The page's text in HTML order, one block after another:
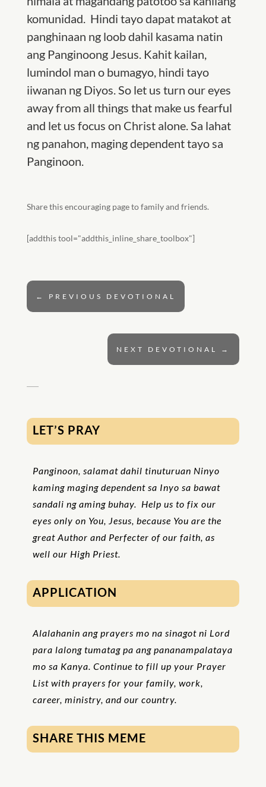
komunidad. Hindi tayo dapat matakot at
panghinaan ng loob dahil kasama natin
ang Panginoong Jesus. Kahit kailan,
lumindol man o bumagyo, hindi tayo
iiwanan ng Diyos. So let us turn our eyes
away from all things that make us fearful
and let us focus on Christ alone. Sa lahat
ng panahon, maging dependent tayo sa
Panginoon.
Share this encouraging page to family and friends.
[addthis tool="addthis_inline_share_toolbox"]
← PREVIOUS DEVOTIONAL
NEXT DEVOTIONAL →
LET’S PRAY
Panginoon, salamat dahil tinuturuan Ninyo
kaming maging dependent sa Inyo sa bawat
sandali ng aming buhay. Help us to fix our
eyes only on You, Jesus, because You are the
great Author and Perfecter of our faith, as
well our High Priest.
APPLICATION
Alalahanin ang prayers mo na sinagot ni Lord
para lalong tumatag pa ang pananampalataya
mo sa Kanya. Continue to fill up your Prayer
List with prayers for your family, work,
career, ministry, and our country.
SHARE THIS MEME